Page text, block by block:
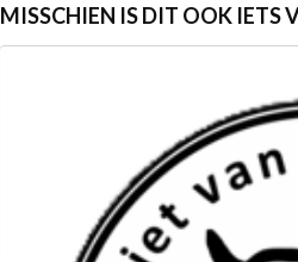
MISSCHIEN IS DIT OOK IETS